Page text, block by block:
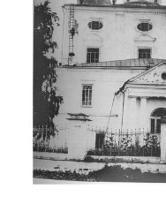
Главная